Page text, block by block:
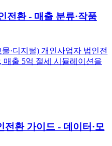
전환 - 매출 분류·작품
물·디지털) 개인사업자 법인전
매출 5억 절세 시뮬레이션을
환 가이드 - 데이터·모